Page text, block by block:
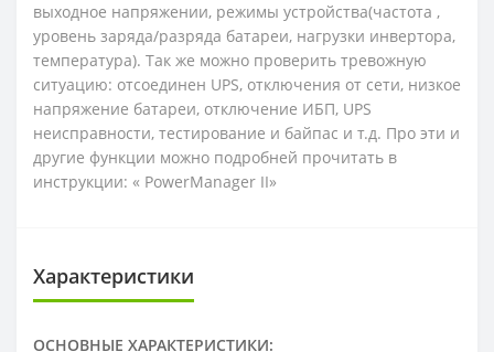
выходное напряжении, режимы устройства(частота ,
уровень заряда/разряда батареи, нагрузки инвертора,
температура). Так же можно проверить тревожную
ситуацию: отсоединен UPS, отключения от сети, низкое
напряжение батареи, отключение ИБП, UPS
неисправности, тестирование и байпас и т.д. Про эти и
другие функции можно подробней прочитать в
инструкции: « PowerManager II»
Характеристики
ОСНОВНЫЕ ХАРАКТЕРИСТИКИ: